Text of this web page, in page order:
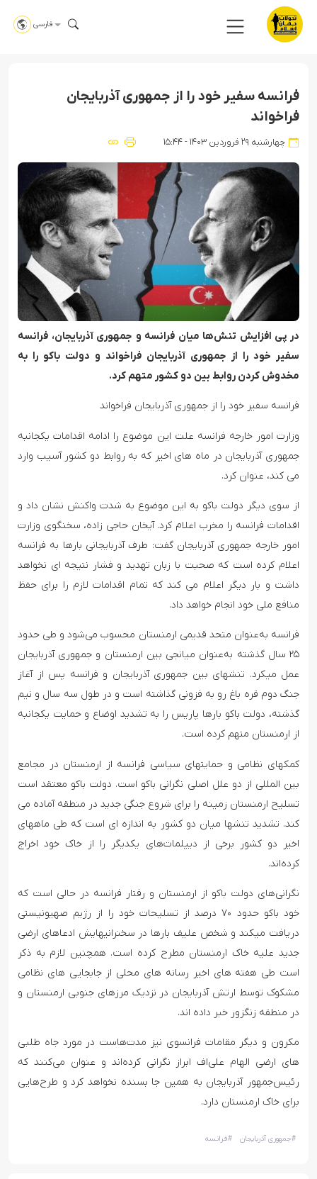
فارسی
فرانسه سفیر خود را از جمهوری آذربایجان
فراخواند
چهارشنبه ۲۹ فروردین ۱۴۰۳ - ۱۵:۴۴
در پی افزایش تنش‌ها میان فرانسه و جمهوری آذربایجان، فرانسه
سفیر خود را از جمهوری آذربایجان فراخواند و دولت باکو را به
مخدوش کردن روابط بین دو کشور متهم کرد.
فرانسه سفیر خود را از جمهوری آذربایجان فراخواند
وزارت امور خارجه فرانسه علت این موضوع را ادامه اقدامات یکجانبه
جمهوری آذربایجان در ماه های اخیر که به روابط دو کشور آسیب وارد
می کند، عنوان کرد.
از سوی دیگر دولت باکو به این موضوع به شدت واکنش نشان داد و
اقدامات فرانسه را مخرب اعلام کرد. آیخان حاجی زاده، سخنگوی وزارت
امور خارجه جمهوری آذربایجان گفت: طرف آذربایجانی بارها به فرانسه
اعلام کرده است که صحبت با زبان تهدید و فشار نتیجه ای نخواهد
داشت و بار دیگر اعلام می کند که تمام اقدامات لازم را برای حفظ
منافع ملی خود انجام خواهد داد.
فرانسه به‌عنوان متحد قدیمی ارمنستان محسوب می‌شود و طی حدود
۲۵ سال گذشته به‌عنوان میانجی بین ارمنستان و جمهوری آذربایجان
عمل میکرد. تنشهای بین جمهوری آذربایجان و فرانسه پس از آغاز
جنگ دوم قره باغ رو به فزونی گذاشته است و در طول سه سال و نیم
گذشته، دولت باکو بارها پاریس را به تشدید اوضاع و حمایت یکجانبه
از ارمنستان متهم کرده است.
کمکهای نظامی و حمایتهای سیاسی فرانسه از ارمنستان در مجامع
بین المللی از دو علل اصلی نگرانی باکو است. دولت باکو معتقد است
تسلیح ارمنستان زمینه را برای شروع جنگی جدید در منطقه آماده می
کند. تشدید تنشها میان دو کشور به اندازه ای است که طی ماههای
اخیر دو کشور برخی از دیپلمات‌های یکدیگر را از خاک خود اخراج
کرده‌اند.
نگرانی‌های دولت باکو از ارمنستان و رفتار فرانسه در حالی است که
خود باکو حدود ۷۰ درصد از تسلیحات خود را از رژیم صهیونیستی
دریافت میکند و شخص علیف بارها در سخنرانیهایش ادعاهای ارضی
جدید علیه خاک ارمنستان مطرح کرده است. همچنین لازم به ذکر
است طی هفته های اخیر رسانه های محلی از جابجایی های نظامی
مشکوک توسط ارتش آذربایجان در نزدیک مرزهای جنوبی ارمنستان و
در منطقه زنگزور خبر داده اند.
مکرون و دیگر مقامات فرانسوی نیز مدت‌هاست در مورد جاه طلبی
های ارضی الهام علی‌اف ابراز نگرانی کرده‌اند و عنوان می‌کنند که
رئیس‌جمهور آذربایجان به همین جا بسنده نخواهد کرد و طرح‌هایی
برای خاک ارمنستان دارد.
#جمهوری آذربایجان #فرانسه